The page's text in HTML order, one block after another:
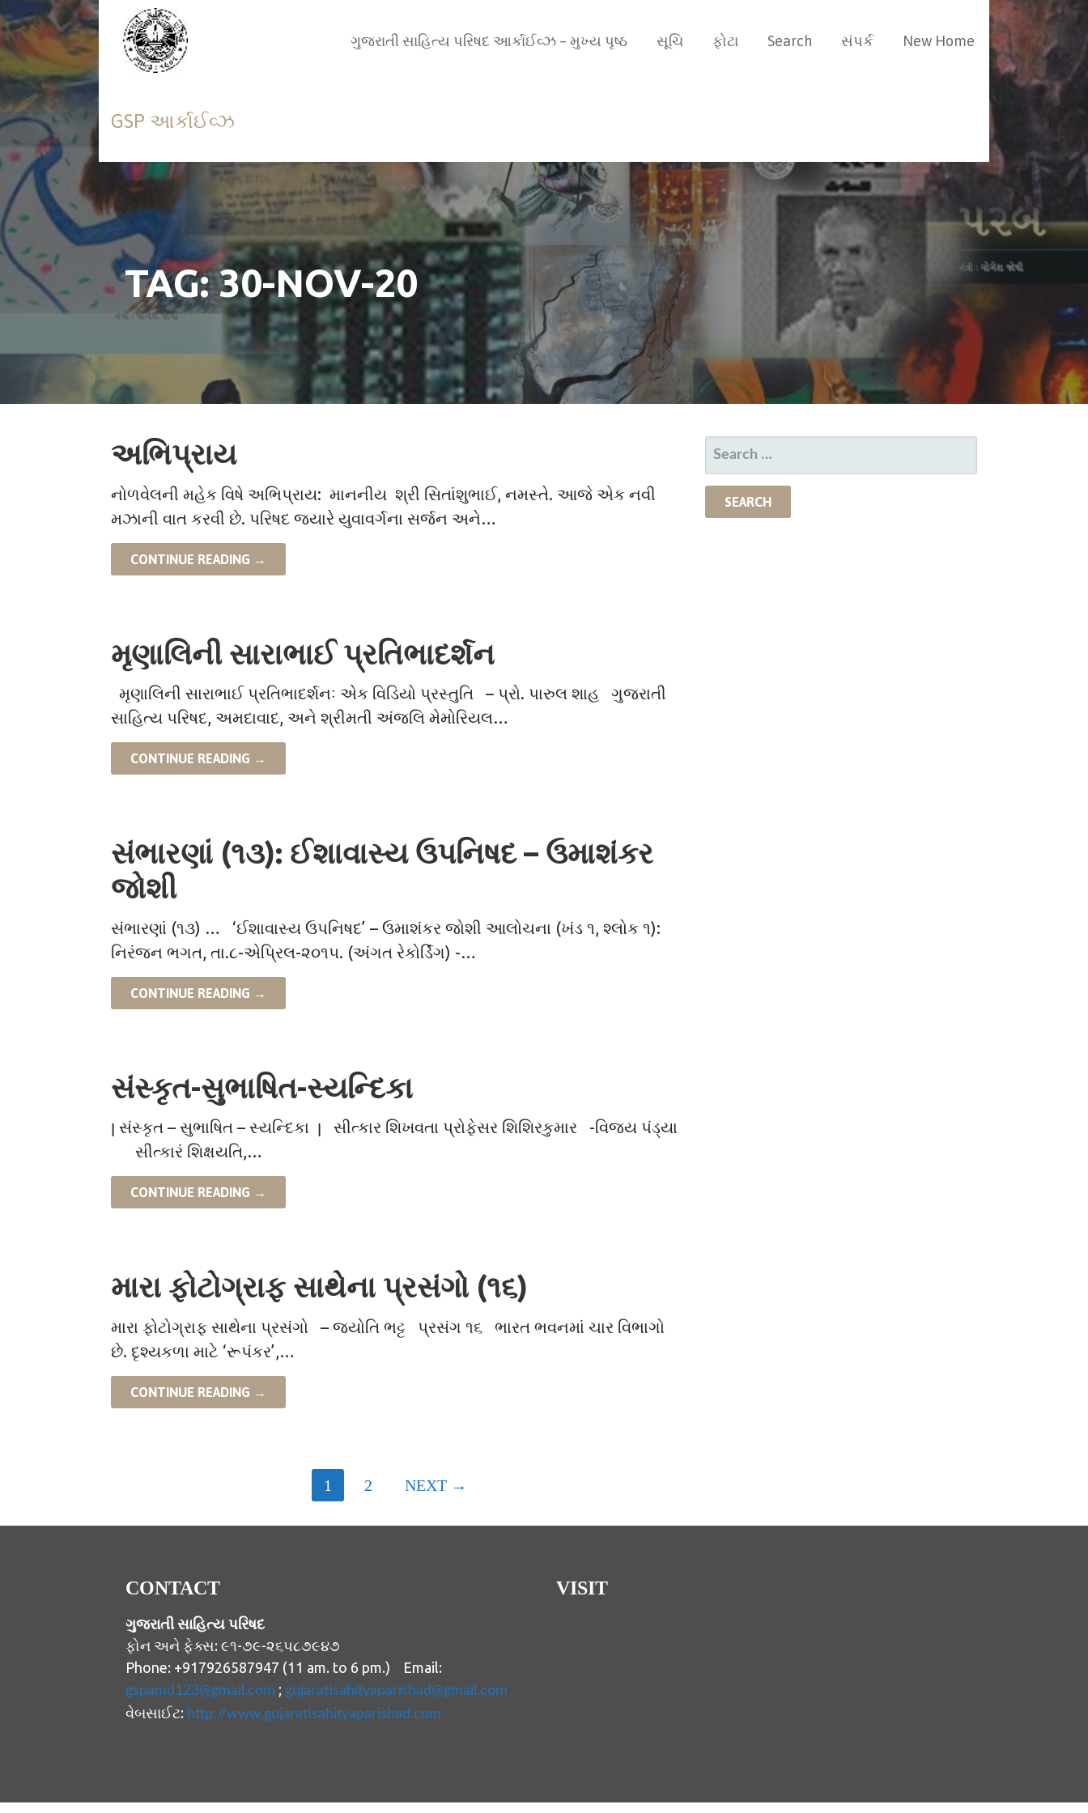
to
content
GSP આર્કાઈવ્ઝ
ગુજરાતી સાહિત્ય પરિષદ આર્કાઈવ્ઝ – મુખ્ય પૃષ્ઠ સૂચિ ફોટા Search સંપર્ક New Home
TAG: 30-NOV-20
અભિપ્રાય
નોળવેલની મહેક વિષે અભિપ્રાય: માનનીય શ્રી સિતાંશુભાઈ, નમસ્તે. આજે એક નવી
મઝાની વાત કરવી છે. પરિષદ જ્યારે યુવાવર્ગના સર્જન અને…
CONTINUE READING →
મૃણાલિની સારાભાઈ પ્રતિભાદર્શન
મૃણાલિની સારાભાઈ પ્રતિભાદર્શનઃ એક વિડિયો પ્રસ્તુતિ – પ્રો. પારુલ શાહ ગુજરાતી
સાહિત્ય પરિષદ, અમદાવાદ, અને શ્રીમતી અંજલિ મેમોરિયલ…
CONTINUE READING →
સંભારણાં (૧૩): ઈશાવાસ્ય ઉપનિષદ – ઉમાશંકર
જોશી
સંભારણાં (૧૩) … ‘ઈશાવાસ્ય ઉપનિષદ’ – ઉમાશંકર જોશી આલોચના (ખંડ ૧, શ્લોક ૧):
નિરંજન ભગત, તા.૮-એપ્રિલ-૨૦૧૫. (અંગત રેકોર્ડિંગ) -…
CONTINUE READING →
સંસ્કૃત-સુભાષિત-સ્યન્દિકા
ן સંસ્કૃત – સુભાષિત – સ્યન્દિકા ן સીત્કાર શિખવતા પ્રોફેસર શિશિરકુમાર -વિજય પંડ્યા
સીત્કારં શિક્ષયતિ,…
CONTINUE READING →
મારા ફોટોગ્રાફ સાથેના પ્રસંગો (૧૬)
મારા ફોટોગ્રાફ સાથેના પ્રસંગો – જ્યોતિ ભટ્ટ પ્રસંગ ૧૬ ભારત ભવનમાં ચાર વિભાગો
છે. દૃશ્યકળા માટે ‘રૂપંકર’,…
CONTINUE READING →
NAVIGATION
1 2 NEXT →
SEARCH
FOR:
CONTACT
ગુજરાતી સાહિત્ય પરિષદ
ફોન અને ફેક્સ: ૯૧-૭૯-૨૬૫૮૭૯૪૭
Phone: +917926587947 (11 am. to 6 pm.) Email:
gspamd123@gmail.com ; gujaratisahityaparishad@gmail.com
વેબસાઈટ: http://www.gujaratisahityaparishad.com
VISIT